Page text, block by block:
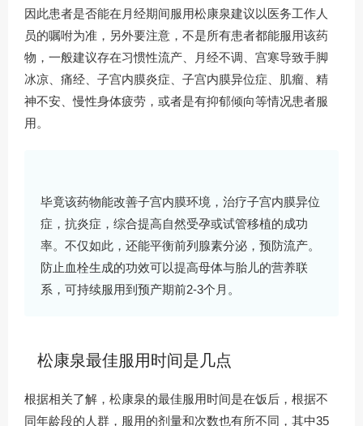
因此患者是否能在月经期间服用松康泉建议以医务工作人
员的嘱咐为准，另外要注意，不是所有患者都能服用该药
物，一般建议存在习惯性流产、月经不调、宫寒导致手脚
冰凉、痛经、子宫内膜炎症、子宫内膜异位症、肌瘤、精
神不安、慢性身体疲劳，或者是有抑郁倾向等情况患者服
用。
毕竟该药物能改善子宫内膜环境，治疗子宫内膜异位
症，抗炎症，综合提高自然受孕或试管移植的成功
率。不仅如此，还能平衡前列腺素分泌，预防流产。
防止血栓生成的功效可以提高母体与胎儿的营养联
系，可持续服用到预产期前2-3个月。
松康泉最佳服用时间是几点
根据相关了解，松康泉的最佳服用时间是在饭后，根据不
同年龄段的人群，服用的剂量和次数也有所不同，其中35